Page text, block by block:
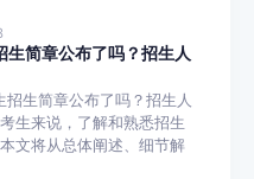
简章公布了吗？招生人
生简章公布了吗？招生人
生来说，了解和熟悉招生
文将从总体阐述、细节解